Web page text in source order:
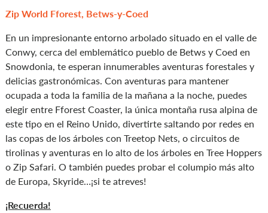
Zip World Fforest, Betws-y-Coed
En un impresionante entorno arbolado situado en el valle de
Conwy, cerca del emblemático pueblo de Betws y Coed en
Snowdonia, te esperan innumerables aventuras forestales y
delicias gastronómicas. Con aventuras para mantener
ocupada a toda la familia de la mañana a la noche, puedes
elegir entre Fforest Coaster, la única montaña rusa alpina de
este tipo en el Reino Unido, divertirte saltando por redes en
las copas de los árboles con Treetop Nets, o circuitos de
tirolinas y aventuras en lo alto de los árboles en Tree Hoppers
o Zip Safari. O también puedes probar el columpio más alto
de Europa, Skyride…¡si te atreves!
¡Recuerda!